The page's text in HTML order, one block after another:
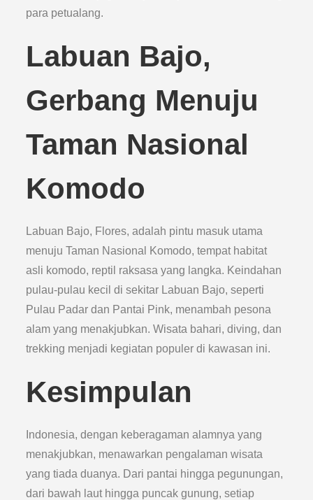
para petualang.
Labuan Bajo,
Gerbang Menuju
Taman Nasional
Komodo
Labuan Bajo, Flores, adalah pintu masuk utama
menuju Taman Nasional Komodo, tempat habitat
asli komodo, reptil raksasa yang langka. Keindahan
pulau-pulau kecil di sekitar Labuan Bajo, seperti
Pulau Padar dan Pantai Pink, menambah pesona
alam yang menakjubkan. Wisata bahari, diving, dan
trekking menjadi kegiatan populer di kawasan ini.
Kesimpulan
Indonesia, dengan keberagaman alamnya yang
menakjubkan, menawarkan pengalaman wisata
yang tiada duanya. Dari pantai hingga pegunungan,
dari bawah laut hingga puncak gunung, setiap